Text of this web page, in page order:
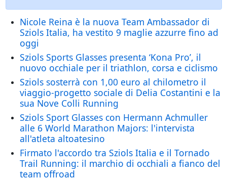
Nicole Reina è la nuova Team Ambassador di
Sziols Italia, ha vestito 9 maglie azzurre fino ad
oggi
Sziols Sports Glasses presenta ‘Kona Pro’, il
nuovo occhiale per il triathlon, corsa e ciclismo
Sziols sosterrà con 1,00 euro al chilometro il
viaggio-progetto sociale di Delia Costantini e la
sua Nove Colli Running
Sziols Sport Glasses con Hermann Achmuller
alle 6 World Marathon Majors: l'intervista
all'atleta altoatesino
Firmato l'accordo tra Sziols Italia e il Tornado
Trail Running: il marchio di occhiali a fianco del
team offroad